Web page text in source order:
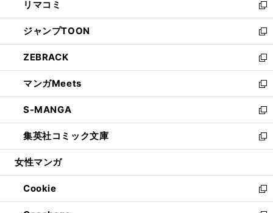
で
開
く
ド
ウ
で
開
く
ィ
ン
ド
ウ
で
開
く
い
ウ
ィ
ン
ド
ウ
で
開
く
リマコミ
新
し
い
ウ
ィ
ン
ド
ウ
で
開
く
ジャンプTOON
新
し
い
ウ
ィ
ン
ド
ウ
で
開
ZEBRACK
新
し
い
ウ
ィ
ン
ド
ウ
開
く
マンガMeets
新
し
い
ウ
ィ
ン
ウ
で
開
S-MANGA
新
し
い
ウ
ン
ド
ウ
集英社コミック文庫
新
し
ウ
ィ
ン
女性マンガ
Cookie
新
し